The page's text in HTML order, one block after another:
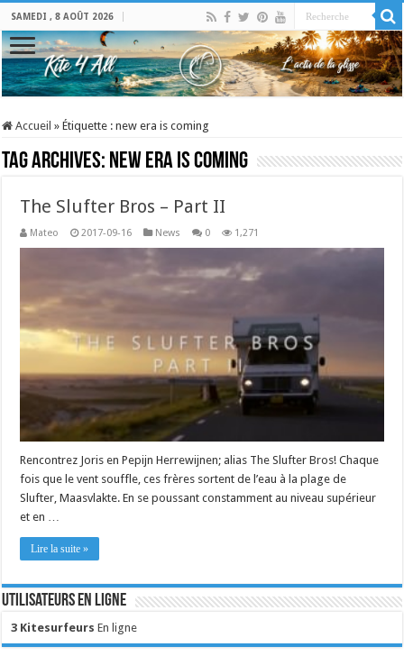
SAMEDI , 8 AOÛT 2026
Accueil » Étiquette :new era is coming
Tag Archives: new era is coming
The Slufter Bros – Part II
Mateo 2017-09-16 News 0 1,271
Rencontrez Joris en Pepijn Herrewijnen; alias The Slufter Bros! Chaque
fois que le vent souffle, ces frères sortent de l’eau à la plage de
Slufter, Maasvlakte. En se poussant constamment au niveau supérieur
et en …
Lire la suite »
Utilisateurs en ligne
3 Kitesurfeurs En ligne